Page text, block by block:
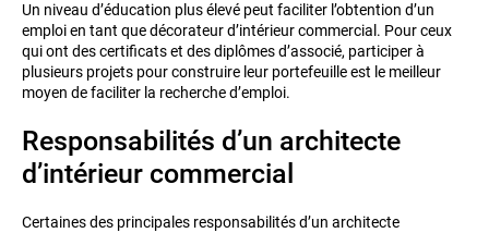
Un niveau d’éducation plus élevé peut faciliter l’obtention d’un
emploi en tant que décorateur d’intérieur commercial. Pour ceux
qui ont des certificats et des diplômes d’associé, participer à
plusieurs projets pour construire leur portefeuille est le meilleur
moyen de faciliter la recherche d’emploi.
Responsabilités d’un architecte
d’intérieur commercial
Certaines des principales responsabilités d’un architecte